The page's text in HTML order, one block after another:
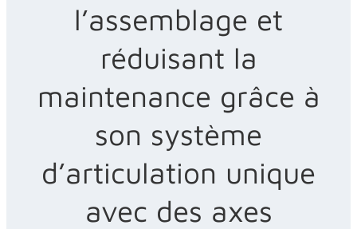
l’assemblage et
réduisant la
maintenance grâce à
son système
d’articulation unique
avec des axes